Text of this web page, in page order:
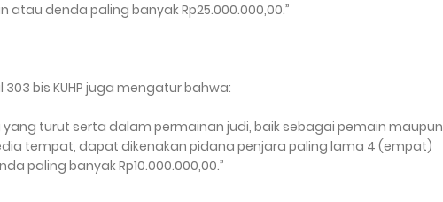
atau denda paling banyak Rp25.000.000,00.”
303 bis KUHP juga mengatur bahwa:
yang turut serta dalam permainan judi, baik sebagai pemain maupun
tempat, dapat dikenakan pidana penjara paling lama 4 (empat)
paling banyak Rp10.000.000,00.”